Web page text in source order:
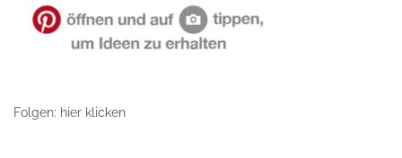
Folgen: hier klicken